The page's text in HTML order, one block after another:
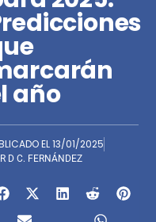
año
EL13/01/2025
D C. FERNÁNDEZ